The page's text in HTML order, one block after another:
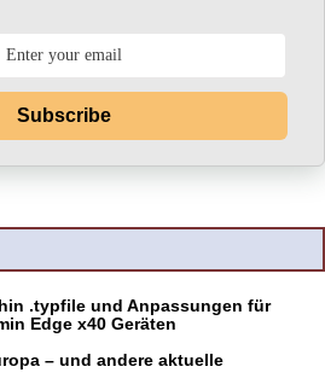
Subscribe
.typfile und Anpassungen für
Edge x40 Geräten
– und andere aktuelle